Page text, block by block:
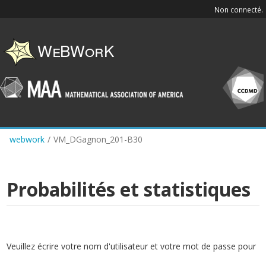
content
Non connecté.
webwork / VM_DGagnon_201-B30
Probabilités et statistiques
Veuillez écrire votre nom d'utilisateur et votre mot de passe pour